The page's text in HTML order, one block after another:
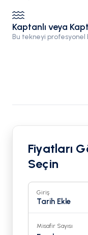
Kaptanlı veya
Bu tekneyi
Fiyatları
Seçin
Giriş
Tarih Ekle
Misafir Sayısı